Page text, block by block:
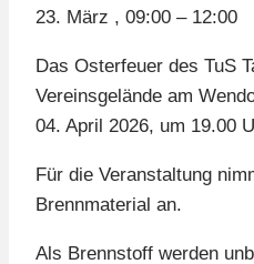
23. März , 09:00 – 12:00
Das Osterfeuer des TuS
Vereinsgelände am
04. April 2026, um 19.00
Für die Veranstaltung
Brennmaterial an.
Als Brennstoff werden